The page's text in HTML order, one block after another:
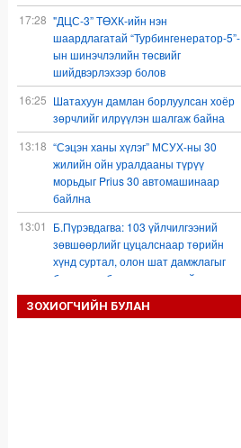
17:28 "ДЦС-3” ТӨХК-ийн нэн
шаардлагатай “Турбингенератор-5”-
ын шинэчлэлийн төсвийг
шийдвэрлэхээр болов
16:25 Шатахуун дамлан борлуулсан хоёр
зөрчлийг илрүүлэн шалгаж байна
13:18 “Сэцэн ханы хүлэг” МСУХ-ны 30
жилийн ойн уралдааны түрүү
морьдыг Prius 30 автомашинаар
байлна
13:01
Б.Пүрэвдагва: 103 үйлчилгээний
зөвшөөрлийг цуцалснаар төрийн
хүнд суртал, олон шат дамжлагыг
бууруулж, бизнесээ саадгүй
өргөжүүлэх боломжтой боллоо
12:38
ЗОХИОГЧИЙН БУЛАН